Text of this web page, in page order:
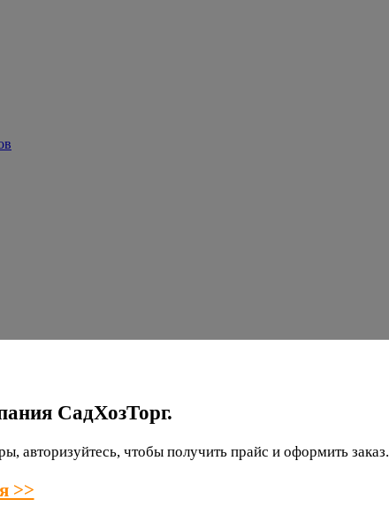
СадХозТорг.
авторизуйтесь, чтобы получить прайс и оформить заказ.
>>